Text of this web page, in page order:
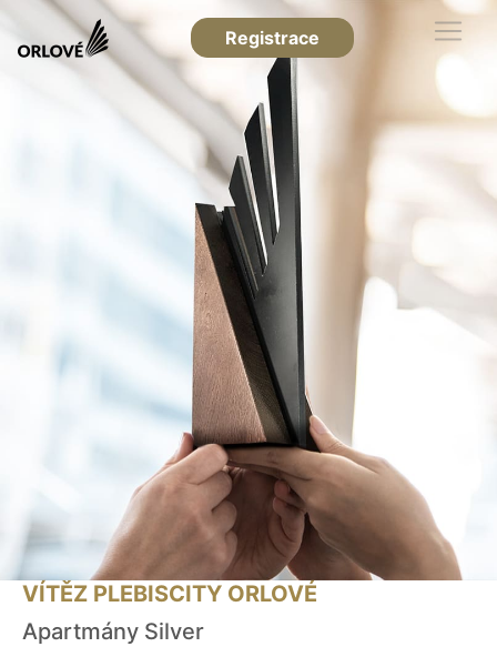
Registrace
VÍTĚZ PLEBISCITY ORLOVÉ
Apartmány Silver